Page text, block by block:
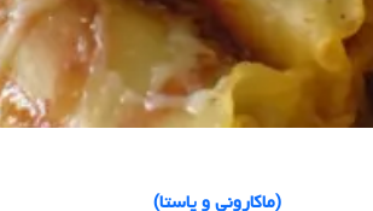
(ماکارونی و پاستا)